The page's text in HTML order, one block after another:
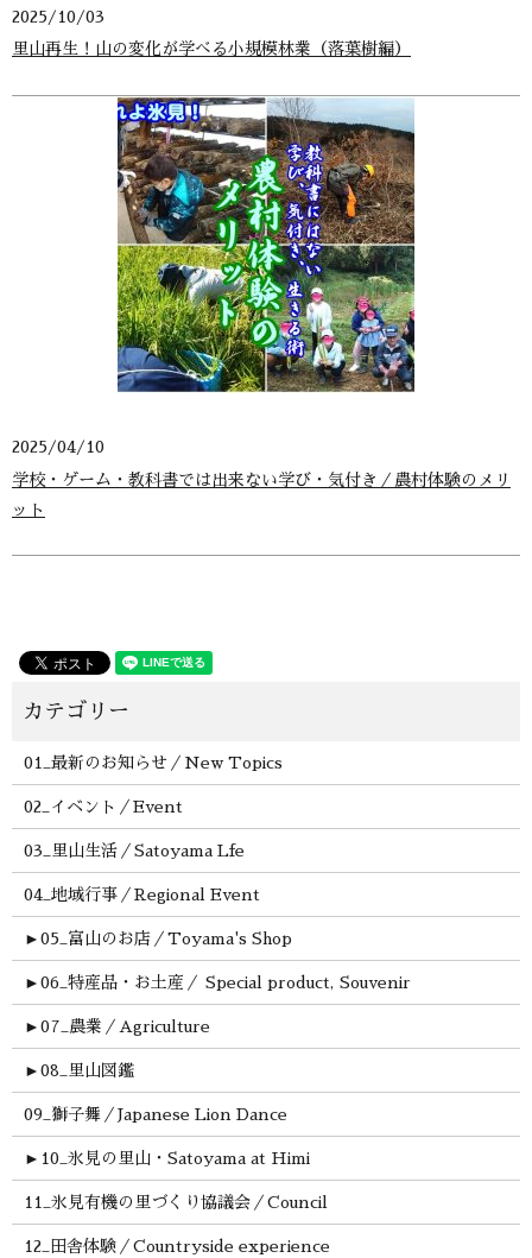
2025/10/03
里山再生！山の変化が学べる小規模林業（落葉樹編）
2025/04/10
学校・ゲーム・教科書では出来ない学び・気付き／農村体験のメリ
ット
01_最新のお知らせ／New Topics
02_イベント／Event
03_里山生活／Satoyama Lfe
04_地域行事／Regional Event
► 05_富山のお店／Toyama's Shop
► 06_特産品・お土産／ Special product, Souvenir
► 07_農業／Agriculture
► 08_里山図鑑
09_獅子舞／Japanese Lion Dance
► 10_氷見の里山・Satoyama at Himi
11_氷見有機の里づくり協議会／Council
12_田舎体験／Countryside experience